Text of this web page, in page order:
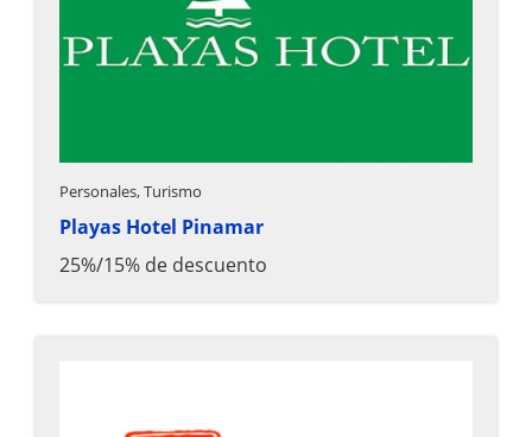
Personales, Turismo
Playas Hotel Pinamar
25%/15% de descuento